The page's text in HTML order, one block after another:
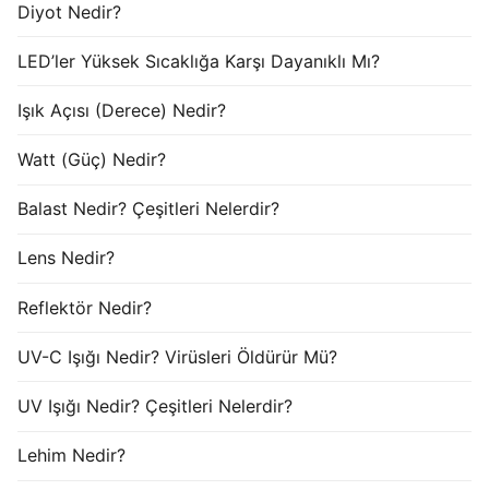
Diyot Nedir?
LED’ler Yüksek Sıcaklığa Karşı Dayanıklı Mı?
Işık Açısı (Derece) Nedir?
Watt (Güç) Nedir?
Balast Nedir? Çeşitleri Nelerdir?
Lens Nedir?
Reflektör Nedir?
UV-C Işığı Nedir? Virüsleri Öldürür Mü?
UV Işığı Nedir? Çeşitleri Nelerdir?
Lehim Nedir?